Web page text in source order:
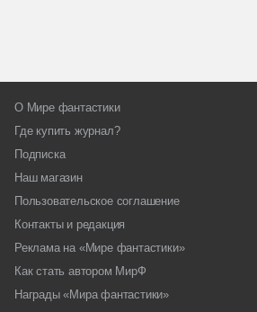
О Мире фантастики
Где купить журнал?
Подписка
Наш магазин
Пользовательское соглашение
Контакты и редакция
Реклама на «Мире фантастики»
Как стать автором МирФ
Награды «Мира фантастики»